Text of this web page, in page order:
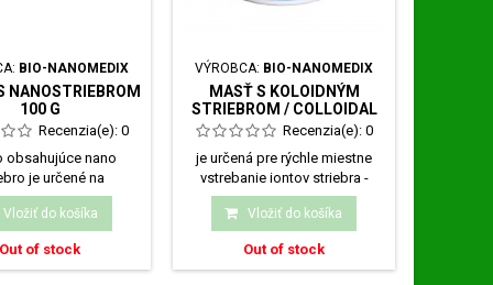
BIO-NANOMEDIX
NANOSTRIEBROM
100 G
Recenzia(e): 0
obsahujúce nano
je určené na
hygienu celého
tela,...
Vložiť do košíka
Out of stock
VÝROBCA: BIO-NANOMEDIX
MASŤ S KOLOIDNÝM
STRIEBROM / COLLOIDAL
SILVER - OINTMENT
Recenzia(e): 0
je určená pre rýchle miestne
vstrebanie iontov striebra -
likvidátorov...
Vložiť do košíka
Out of stock